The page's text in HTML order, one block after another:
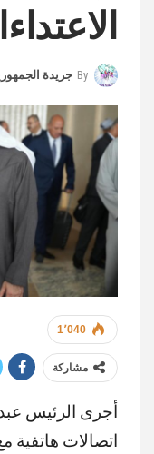
By جريدة
1٬040
مشاركة
أجرى الرئيس
اتصالات هاتفية